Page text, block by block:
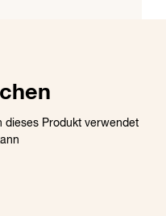
dieses Produkt verwendet